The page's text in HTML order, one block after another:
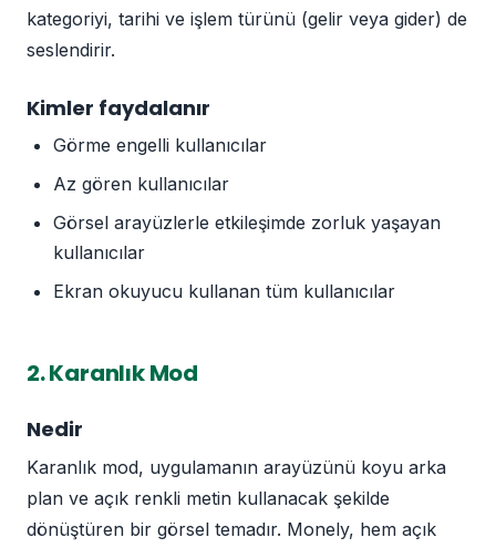
kategoriyi, tarihi ve işlem türünü (gelir veya gider) de
seslendirir.
Kimler faydalanır
Görme engelli kullanıcılar
Az gören kullanıcılar
Görsel arayüzlerle etkileşimde zorluk yaşayan
kullanıcılar
Ekran okuyucu kullanan tüm kullanıcılar
2. Karanlık Mod
Nedir
Karanlık mod, uygulamanın arayüzünü koyu arka
plan ve açık renkli metin kullanacak şekilde
dönüştüren bir görsel temadır. Monely, hem açık